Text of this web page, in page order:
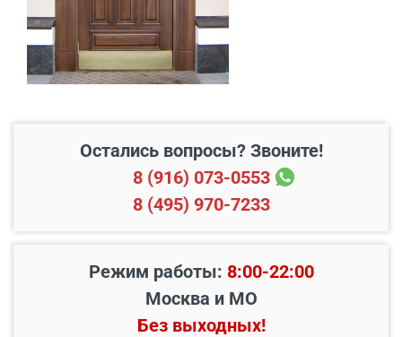
Свыше 20 км от МКАД 45 руб./км
Подъем до квартиры 200 руб./этаж
Остались вопросы? Звоните!
8 (916) 073-0553
8 (495) 970-7233
Режим работы: 8:00-22:00
Москва и МО
Без выходных!